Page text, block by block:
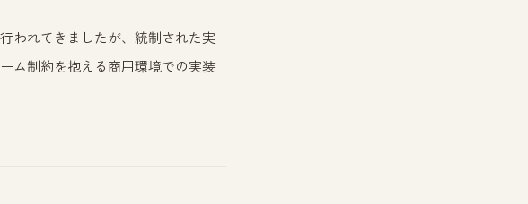
われてきましたが、統制された実
ム制約を抱える商用環境での実装